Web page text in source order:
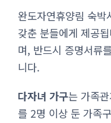
완도자연휴양림 숙
갖춘 분들에게 제공
며, 반드시 증명서류
니다.
다자녀 가구는 가족
를 2명 이상 둔 가족